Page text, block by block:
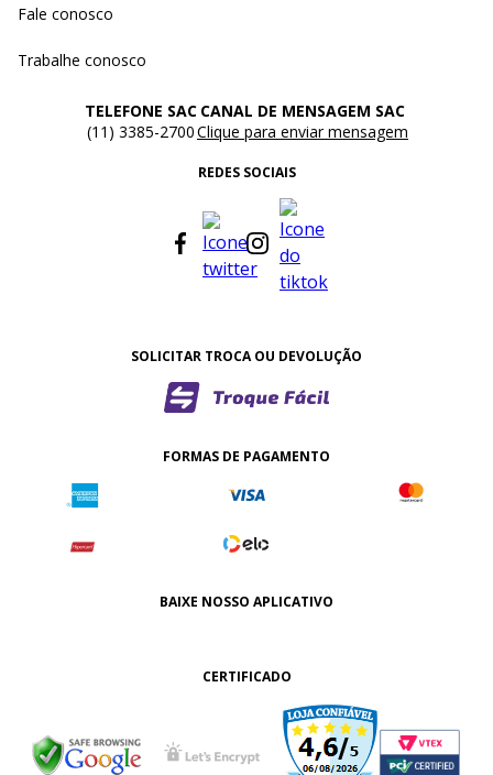
Fale conosco
Trabalhe conosco
TELEFONE SAC
(11) 3385-2700
CANAL DE MENSAGEM SAC
Clique para enviar mensagem
REDES SOCIAIS
SOLICITAR TROCA OU DEVOLUÇÃO
FORMAS DE PAGAMENTO
BAIXE NOSSO APLICATIVO
CERTIFICADO